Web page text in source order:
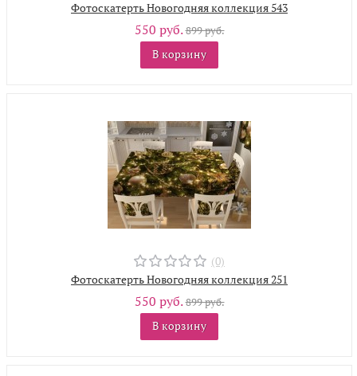
Фотоскатерть Новогодняя коллекция 543
550 руб.899 руб.
В корзину
(0)
Фотоскатерть Новогодняя коллекция 251
550 руб.899 руб.
В корзину